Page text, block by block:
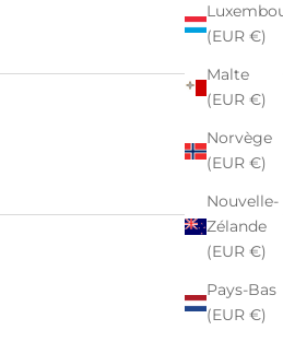
(EUR €)
Malte
(EUR €)
Norvège
(EUR €)
Nouvelle-
Zélande
(EUR €)
Pays-Bas
(EUR €)